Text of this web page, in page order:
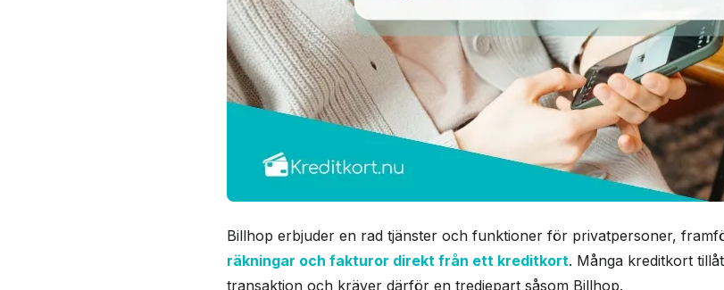
Billhop erbjuder en rad tjänster och funktioner för privatpersoner,
räkningar och fakturor direkt från ett kreditkort. Många kreditkort
transaktion och kräver därför en tredjepart såsom Billhop.